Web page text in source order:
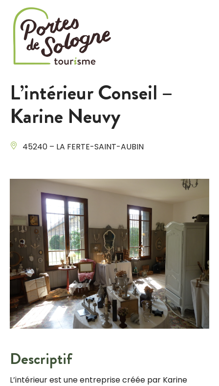
L’intérieur Conseil –
Karine Neuvy
45240 – LA FERTE-SAINT-AUBIN
Descriptif
L’intérieur est une entreprise créée par Karine